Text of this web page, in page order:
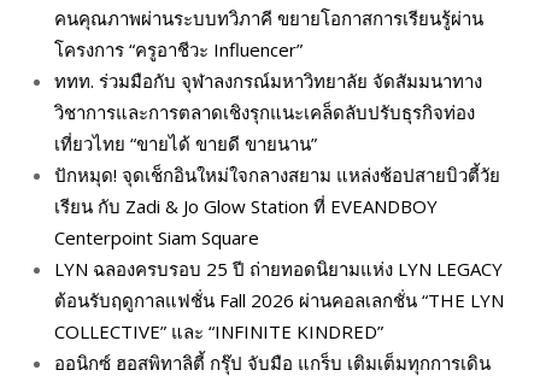
คนคุณภาพผ่านระบบทวิภาคี ขยายโอกาสการเรียนรู้ผ่าน
โครงการ “ครูอาชีวะ Influencer”
ททท. ร่วมมือกับ จุฬาลงกรณ์มหาวิทยาลัย จัดสัมมนาทาง
วิชาการและการตลาดเชิงรุกแนะเคล็ดลับปรับธุรกิจท่อง
เที่ยวไทย “ขายได้ ขายดี ขายนาน”
ปักหมุด! จุดเช็กอินใหม่ใจกลางสยาม แหล่งช้อปสายบิวตี้วัย
เรียน กับ Zadi & Jo Glow Station ที่ EVEANDBOY
Centerpoint Siam Square
LYN ฉลองครบรอบ 25 ปี ถ่ายทอดนิยามแห่ง LYN LEGACY
ต้อนรับฤดูกาลแฟชั่น Fall 2026 ผ่านคอลเลกชั่น “THE LYN
COLLECTIVE” และ “INFINITE KINDRED”
ออนิกซ์ ฮอสพิทาลิตี้ กรุ๊ป จับมือ แกร็บ เติมเต็มทุกการเดิน